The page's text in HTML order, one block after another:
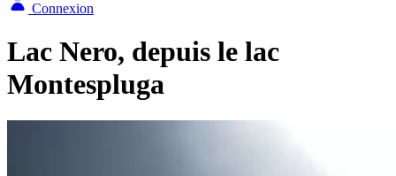
Connexion
Lac Nero, depuis le lac
Montespluga